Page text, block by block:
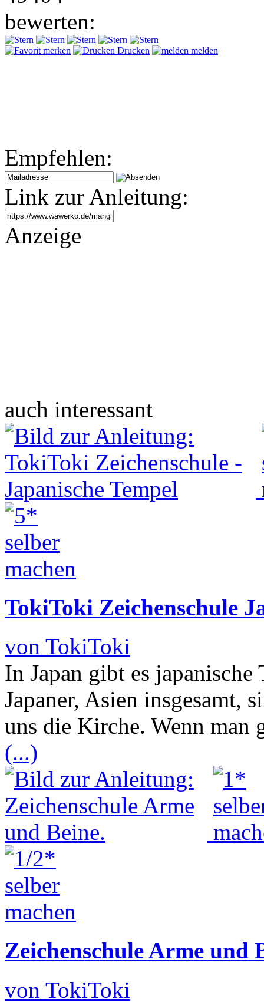
bewerten:
merken Drucken melden
Empfehlen:
Link zur Anleitung:
Anzeige
auch interessant
TokiToki Zeichenschule
von TokiToki
In Japan gibt es
Japaner, Asien insgesamt,
uns die Kirche. Wenn man
(...)
Zeichenschule Arme und
von TokiToki